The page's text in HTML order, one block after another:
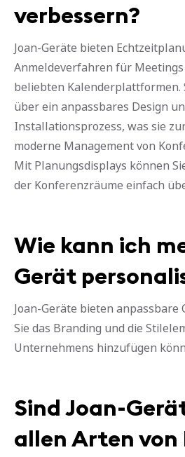
verbessern?
Joan-Geräte bieten
Anmeldeverfahren für
beliebten Kalenderplattformen.
über ein anpassbares Design
Installationsprozess, was sie
moderne Management von
Mit Planungsdisplays können
der Konferenzräume einfach
Wie kann ich
Gerät
Joan-Geräte bieten anpassbare
Sie das Branding und die
Unternehmens hinzufügen
Sind Joan-
allen Arten von